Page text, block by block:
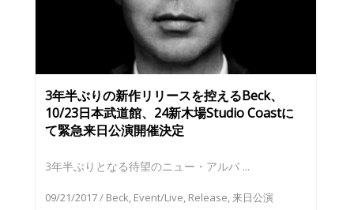
3年半ぶりの新作リリースを控えるBeck、
10/23日本武道館、24新木場Studio Coastに
て緊急来日公演開催決定
3年半ぶりとなる待望のニュー・アルバ ...
09/21/2017/ Beck, Event/Live, Release,来日公演